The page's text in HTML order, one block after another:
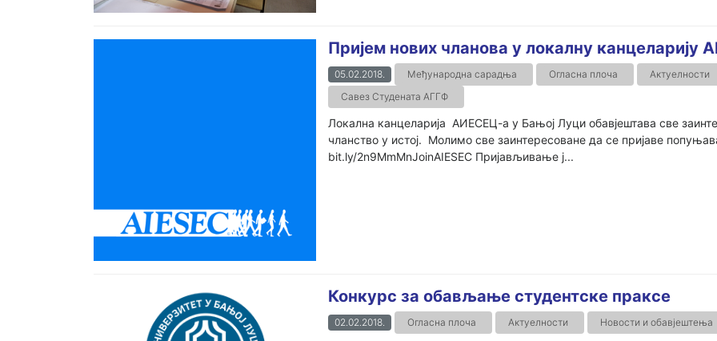
Пријем нових чланова у локалну канцеларију
05.02.2018. Међународна сарадња Огласна плоча Актуелности
Савез Студената АГГФ
Локална канцеларија АИЕСЕЦ-а у Бањој Луци обавјештава све
чланство у истој. Молимо све заинтересоване да се пријаве
bit.ly/2n9MmMnJoinAIESEC Пријављивање ј...
Конкурс за обављање студентске праксе
02.02.2018. Огласна плоча Актуелности Новости и обавјештења